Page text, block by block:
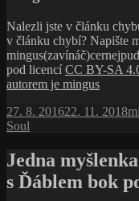
Nalezli jste v článku
v článku chybí? Napište
pod licencí CC BY-SA
autorem je mingus
Publikováno:
27. 8. 201622. 11. 2018
Soul
Jedna
s Ďáblem bok